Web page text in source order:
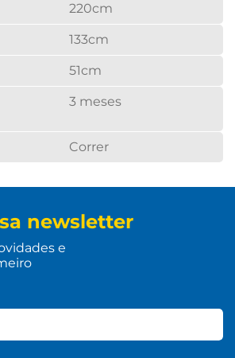
220cm
133cm
51cm
3 meses
Correr
newsletter
e